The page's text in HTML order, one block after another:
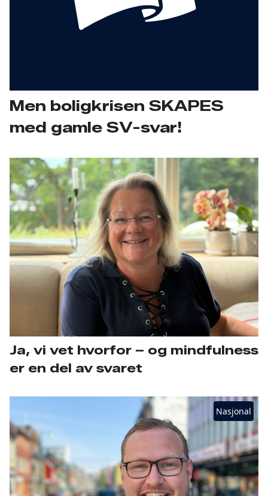
Men boligkrisen SKAPES
med gamle SV-svar!
Ja, vi vet hvorfor – og mindfulness
er en del av svaret
Nasjonal